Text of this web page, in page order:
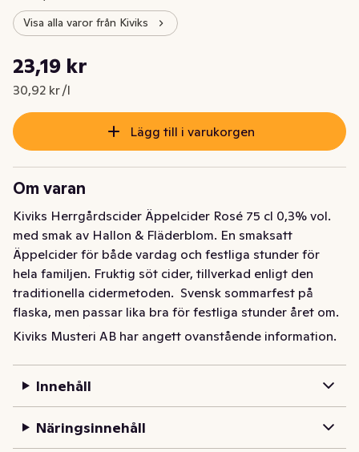
Visa alla varor från Kiviks
Nuvarande pris är: 23,19 kr
23,19 kr
30,92 kr /l
Styckpris: 30,92 kr /l
Lägg till i varukorgen
Om varan
Kiviks Herrgårdscider Äppelcider Rosé 75 cl 0,3% vol.
med smak av Hallon & Fläderblom. En smaksatt
Äppelcider för både vardag och festliga stunder för
hela familjen. Fruktig söt cider, tillverkad enligt den
traditionella cidermetoden.  Svensk sommarfest på
flaska, men passar lika bra för festliga stunder året om.
Kiviks Herrgårdscider – klassiker sedan 1969.
med smak av Hallon & Fläderblom.
festliga stunder för hela familjen. Fruktig och söt cider,
Kiviks Musteri AB har angett ovanstående information.
Innehåll
Näringsinnehåll